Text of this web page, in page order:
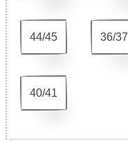
44/45 36/37
40/41